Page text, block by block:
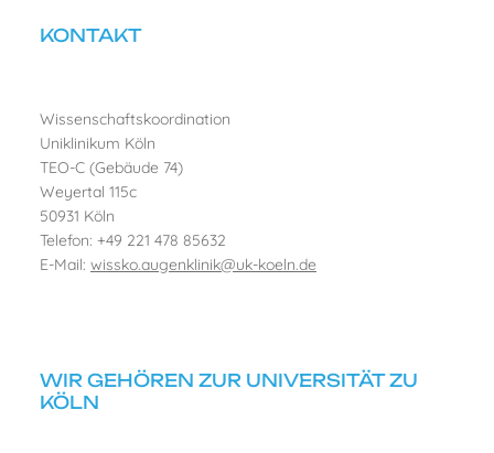
KONTAKT
Wissenschaftskoordination
Uniklinikum Köln
TEO-C (Gebäude 74)
Weyertal 115c
50931 Köln
Telefon: +49 221 478 85632
E-Mail: wissko.augenklinik@uk-koeln.de
WIR GEHÖREN ZUR UNIVERSITÄT ZU
KÖLN